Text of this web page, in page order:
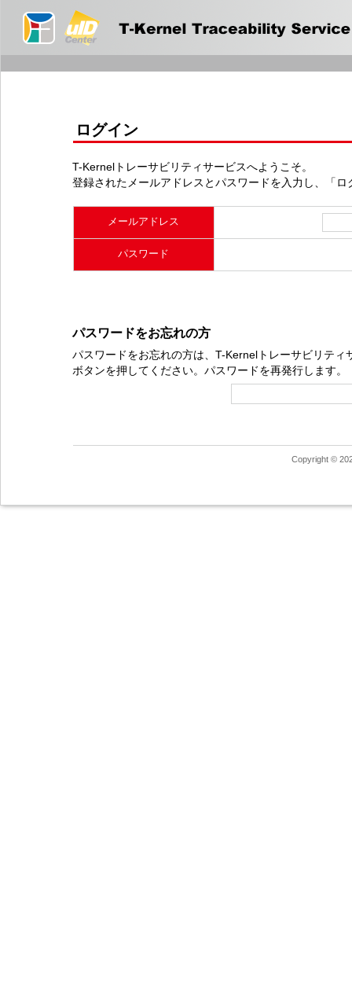
ログイン
T-Kernelトレーサビリティサービスへようこそ。
登録されたメールアドレスとパスワードを入力し、「
メールアドレス
パスワード
パスワードをお忘れの方
パスワードをお忘れの方は、T-Kernelトレーサビリテ
ボタンを押してください。パスワードを再発行します。
Copyright ©